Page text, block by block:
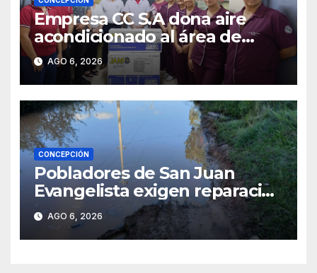
Empresa CC S.A dona aire
acondicionado al área de
maternidad del IPS de
Concepción
AGO 6, 2026
CONCEPCIÓN
Pobladores de San Juan
Evangelista exigen reparación
urgente de caminos vecinales
AGO 6, 2026